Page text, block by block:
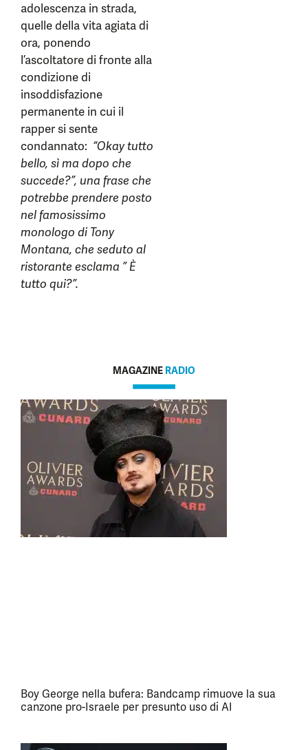
adolescenza in strada,
quelle della vita agiata di
ora, ponendo
l’ascoltatore di fronte alla
condizione di
insoddisfazione
permanente in cui il
rapper si sente
condannato: “Okay tutto
bello, sì ma dopo che
succede?”, una frase che
potrebbe prendere posto
nel famosissimo
monologo di Tony
Montana, che seduto al
ristorante esclama ” È
tutto qui?”.
MAGAZINE RADIO
Boy George nella bufera: Bandcamp rimuove la sua
canzone pro-Israele per presunto uso di AI